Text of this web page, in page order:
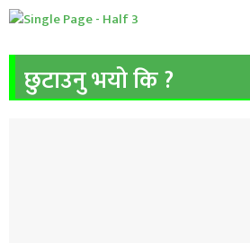
छुटाउनु भयो कि ?